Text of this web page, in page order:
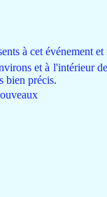
à cet événement
et à l'intérieur
bien précis.